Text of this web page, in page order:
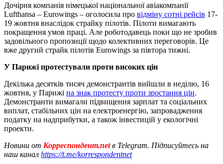
Дочірня компанія німецької національної авіакомпанії
Lufthansa – Eurowings – оголосила про відміну сотні рейсів 17-
19 жовтня внаслідок страйку пілотів. Пілоти вимагають
покращення умов праці. Але роботодавець поки що не зробив
задовільного пропозиції щодо колективних переговорів. Це
вже другий страйк пілотів Eurowings за півтора тижні.
У Парижі протестували проти високих цін
Декілька десятків тисяч демонстрантів вийшли в неділю, 16
жовтня, у Парижі на знак протесту проти зростання цін.
Демонстранти вимагали підвищення зарплат та соціальних
виплат, стабільних цін на електроенергію, запровадження
податку на надприбутки, а також інвестицій у екологічні
проекти.
Новини от Корреспондент.netв Telegram. Підписуйтесь на
наш канал https://t.me/korrespondentnet